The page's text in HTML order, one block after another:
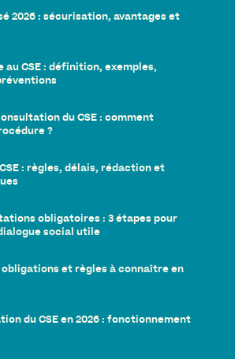
2026 : sécurisation, avantages et
au CSE : définition, exemples,
du CSE : comment
?
: règles, délais, rédaction et
obligatoires : 3 étapes pour
social utile
obligations et règles à connaître en
du CSE en 2026 : fonctionnement